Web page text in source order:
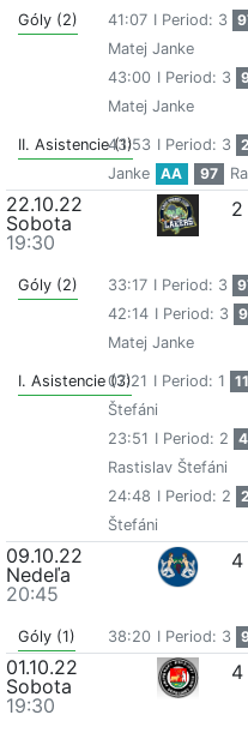
Góly (2) 41:07 I Period: 3
Matej Janke
43:00 I Period: 3
Matej Janke
II. Asistencie (1)
43:53 I Period: 3
Janke
AA 97
22.10.22
Sobota
19:30
2
Góly (2) 33:17 I Period: 3
42:14 I Period: 3
Matej Janke
I. Asistencie (3)
07:21 I Period: 1 11
Štefáni
23:51 I Period: 2
Rastislav Štefáni
24:48 I Period: 2
Štefáni
09.10.22
Nedeľa
20:45
4
Góly (1) 38:20 I Period: 3
01.10.22
Sobota
19:30
4